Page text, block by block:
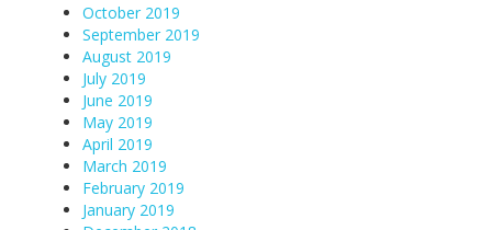
October 2019
September 2019
August 2019
July 2019
June 2019
May 2019
April 2019
March 2019
February 2019
January 2019